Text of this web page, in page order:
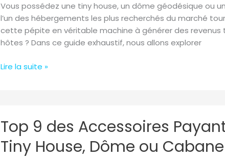
Vous possédez une tiny house, un dôme géodésique ou
l’un des hébergements les plus recherchés du marché
cette pépite en véritable machine à générer des
hôtes ? Dans ce guide exhaustif, nous allons explorer
votre
Tiny
House,
Dôme
ou
Étoiles
Lire la suite »
Top 9 des Accessoires
Tiny House, Dôme ou Cabane
9
des
Accessoires